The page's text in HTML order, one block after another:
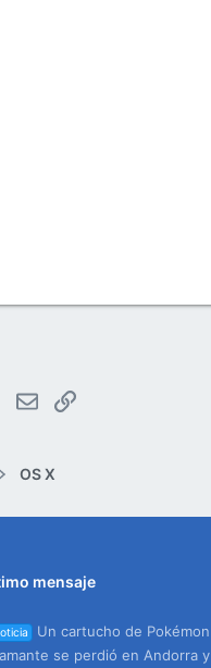
WhatsApp
EmailEnlace
OS X
mensaje
Un cartucho de Pokémon
se perdió en Andorra y